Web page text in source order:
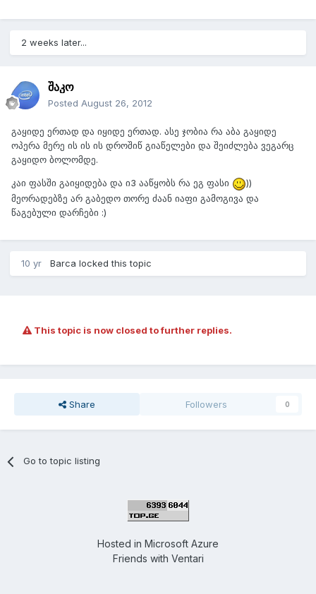
2 weeks later...
შაკო
Posted August 26, 2012
გაყიდე ერთად და იყიდე ერთად. ასე ჯობია რა აბა გაყიდე
ოპერა მერე ის ის ის დროშიწ გიაწელები და შეიძლება ვეგარც
გაყიდო ბოლომდე.
კაი ფასში გაიყიდება და ი3 ააწყობს რა ეგ ფასი
))
მეორადებზე არ გაბედო თორე ძაან იაფი გამოგივა და
წაგებული დარჩები :)
10 yr Barca locked this topic
This topic is now closed to further replies.
Share Followers 0
Go to topic listing
Hosted in Microsoft Azure
Friends with Ventari